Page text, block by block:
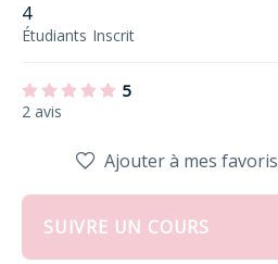
4
Étudiants Inscrit
5
2 avis
Ajouter à mes favoris
SUIVRE UN COURS